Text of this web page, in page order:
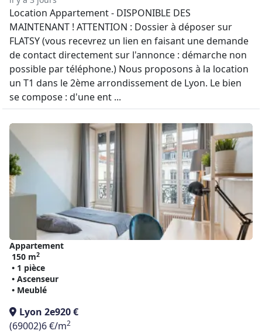
Location Appartement - DISPONIBLE DES
MAINTENANT ! ATTENTION : Dossier à déposer sur
FLATSY (vous recevrez un lien en faisant une demande
de contact directement sur l'annonce : démarche non
possible par téléphone.) Nous proposons à la location
un T1 dans le 2ème arrondissement de Lyon. Le bien
se compose : d'une ent ...
Appartement
150 m2
• 1 pièce
• Ascenseur
• Meublé
Lyon 2e920 €
(69002)6 €/m2